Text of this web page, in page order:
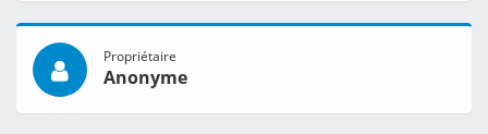
Propriétaire
Anonyme